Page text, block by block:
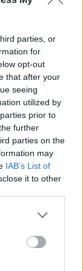
parties, or
for
opt-out
that after your
seeing
utilized by
prior to
further
parties on the
may
IAB’s List of
it to other
more Google
may click to
tags to
below Google
per
distanza
ed
velocità